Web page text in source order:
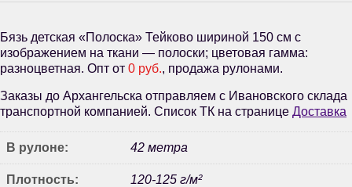
Бязь детская «Полоска» Тейково шириной 150 см с
изображением на ткани — полоски; цветовая гамма:
разноцветная. Опт от 0 руб., продажа рулонами.
Заказы до Архангельска отправляем с Ивановского склада
транспортной компанией. Список ТК на странице Доставка
В рулоне: 42 метра
Плотность: 120-125 г/м²